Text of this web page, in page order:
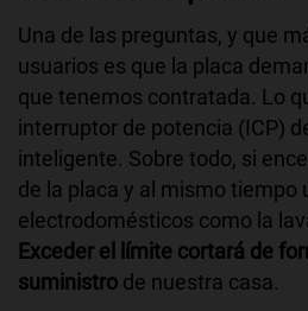
Una de las preguntas, y que
usuarios es que la placa
que tenemos contratada. Lo
interruptor de potencia (ICP)
inteligente. Sobre todo, si
de la placa y al mismo tiempo
electrodomésticos como la
Exceder el límite cortará de
suministro de nuestra casa.